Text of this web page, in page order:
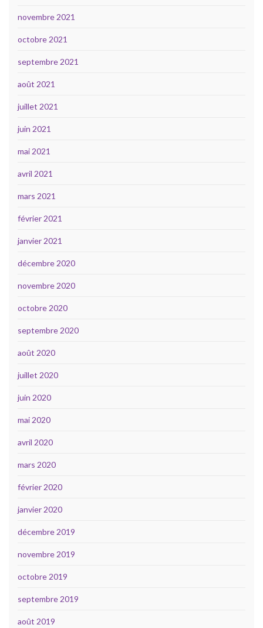
novembre 2021
octobre 2021
septembre 2021
août 2021
juillet 2021
juin 2021
mai 2021
avril 2021
mars 2021
février 2021
janvier 2021
décembre 2020
novembre 2020
octobre 2020
septembre 2020
août 2020
juillet 2020
juin 2020
mai 2020
avril 2020
mars 2020
février 2020
janvier 2020
décembre 2019
novembre 2019
octobre 2019
septembre 2019
août 2019